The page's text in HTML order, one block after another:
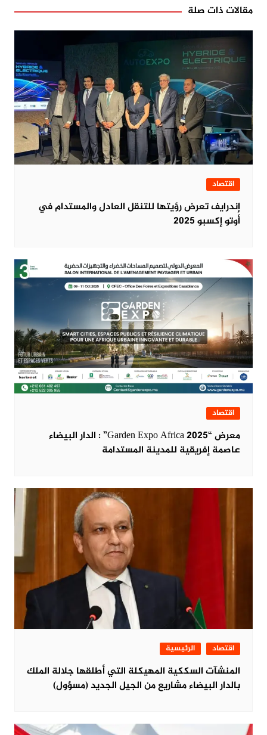
مقالات ذات صلة
اقتصاد
‏إندرايف تعرض رؤيتها للتنقل العادل والمستدام في
أوتو إكسبو 2025
اقتصاد
معرض “Garden Expo Africa 2025” : الدار البيضاء
عاصمة إفريقية للمدينة المستدامة
اقتصاد الرئيسية
المنشآت السككية المهيكلة التي أطلقها جلالة الملك
بالدار البيضاء مشاريع من الجيل الجديد (مسؤول)